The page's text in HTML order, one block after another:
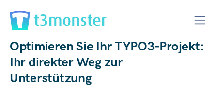
Optimieren Sie Ihr TYPO3-Projekt:
Ihr direkter Weg zur
Unterstützung